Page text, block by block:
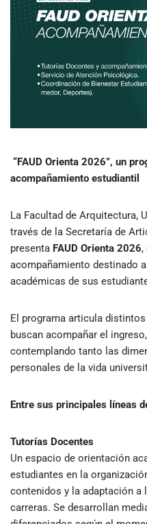
“FAUD Orienta 2026”, un
acompañamiento estudiantil
La Facultad de Arquitectura,
través de la Secretaría de
presenta FAUD Orienta 2026,
acompañamiento destinado
académicas de sus
El programa articula
buscan acompañar el
contemplando tanto las
personales de la vida
Entre sus principales líneas
Tutorías Docentes
Un espacio de orientación
estudiantes en la
contenidos y la adaptación a
carreras. Se desarrollan